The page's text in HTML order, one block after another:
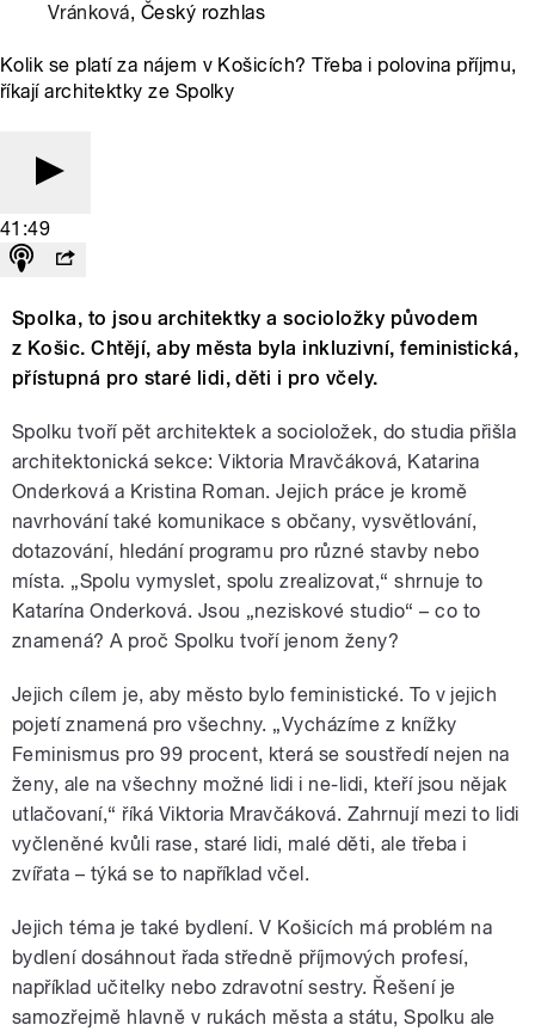
Vránková, Český rozhlas
Kolik se platí za nájem v Košicích? Třeba i polovina příjmu,
říkají architektky ze Spolky
41:49
Spolka, to jsou architektky a socioložky původem
z Košic. Chtějí, aby města byla inkluzivní, feministická,
přístupná pro staré lidi, děti i pro včely.
Spolku tvoří pět architektek a socioložek, do studia přišla
architektonická sekce: Viktoria Mravčáková, Katarina
Onderková a Kristina Roman. Jejich práce je kromě
navrhování také komunikace s občany, vysvětlování,
dotazování, hledání programu pro různé stavby nebo
místa. „Spolu vymyslet, spolu zrealizovat,“ shrnuje to
Katarína Onderková. Jsou „neziskové studio“ – co to
znamená? A proč Spolku tvoří jenom ženy?
Jejich cílem je, aby město bylo feministické. To v jejich
pojetí znamená pro všechny. „Vycházíme z knížky
Feminismus pro 99 procent, která se soustředí nejen na
ženy, ale na všechny možné lidi i ne-lidi, kteří jsou nějak
utlačovaní,“ říká Viktoria Mravčáková. Zahrnují mezi to lidi
vyčleněné kvůli rase, staré lidi, malé děti, ale třeba i
zvířata – týká se to například včel.
Jejich téma je také bydlení. V Košicích má problém na
bydlení dosáhnout řada středně příjmových profesí,
například učitelky nebo zdravotní sestry. Řešení je
samozřejmě hlavně v rukách města a státu, Spolku ale